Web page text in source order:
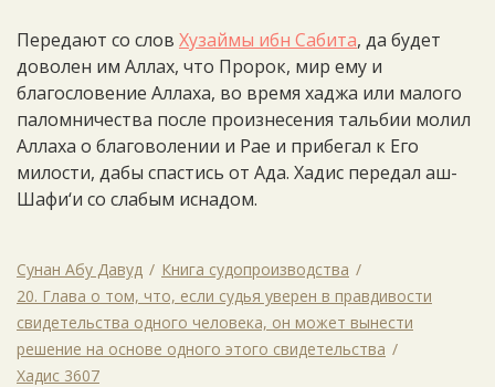
Передают со слов Хузаймы ибн Сабита, да будет
доволен им Аллах, что Пророк, мир ему и
благословение Аллаха, во время хаджа или малого
паломничества после произнесения тальбии молил
Аллаха о благоволении и Рае и прибегал к Его
милости, дабы спастись от Ада. Хадис передал аш-
Шафи‘и со слабым иснадом.
Сунан Абу Давуд
Книга судопроизводства
20. Глава о том, что, если судья уверен в правдивости
свидетельства одного человека, он может вынести
решение на основе одного этого свидетельства
Хадис 3607